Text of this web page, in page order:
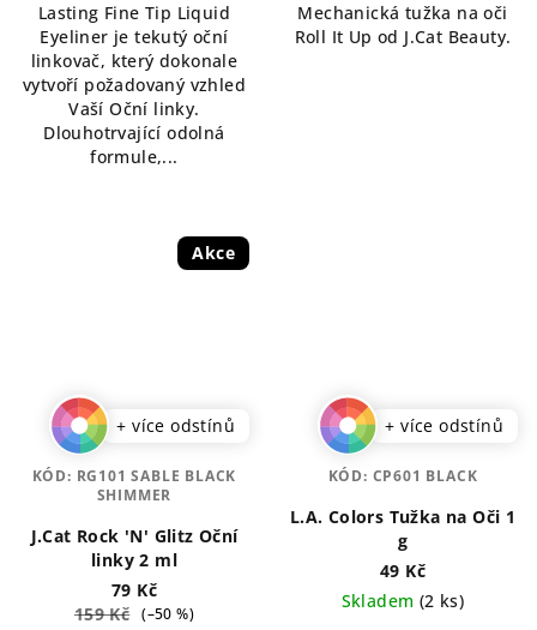
Lasting Fine Tip Liquid
Eyeliner je tekutý oční
linkovač, který dokonale
vytvoří požadovaný vzhled
Vaší Oční linky.
Dlouhotrvající odolná
formule,...
z
5
Mechanická tužka na oči
Roll It Up od J.Cat Beauty.
Akce
+ více odstínů
J.Cat Rock 'N' Glitz Oční
linky 2 ml
79 Kč
159 Kč (–50 %)
KÓD: RG101 SABLE BLACK
SHIMMER
+ více odstínů
L.A. Colors Tužka na Oči 1
g
49 Kč
Skladem (2 ks)
KÓD: CP601 BLACK